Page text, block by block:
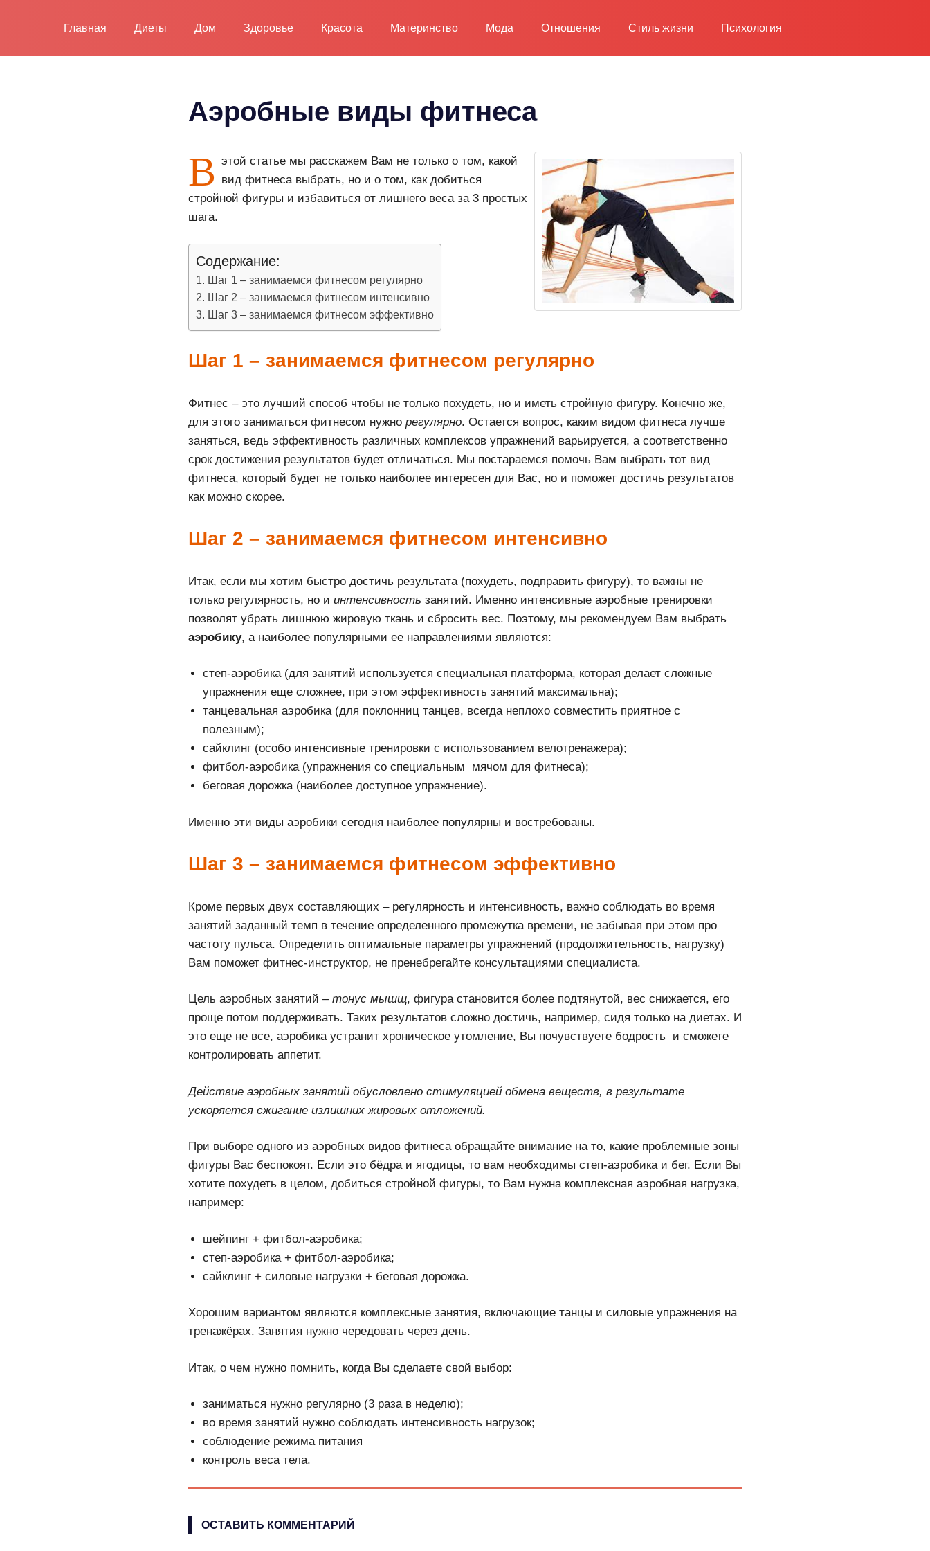
Главная Диеты Дом Здоровье Красота Материнство Мода Отношения Стиль жизни Психология
Аэробные виды фитнеса
В этой статье мы расскажем Вам не только о том, какой
вид фитнеса выбрать, но и о том, как добиться
стройной фигуры и избавиться от лишнего веса за 3 простых
шага.
Содержание:
Шаг 1 – занимаемся фитнесом регулярно
Шаг 2 – занимаемся фитнесом интенсивно
Шаг 3 – занимаемся фитнесом эффективно
Шаг 1 – занимаемся фитнесом регулярно
Фитнес – это лучший способ чтобы не только похудеть, но и иметь стройную фигуру. Конечно же,
для этого заниматься фитнесом нужно регулярно. Остается вопрос, каким видом фитнеса лучше
заняться, ведь эффективность различных комплексов упражнений варьируется, а соответственно
срок достижения результатов будет отличаться. Мы постараемся помочь Вам выбрать тот вид
фитнеса, который будет не только наиболее интересен для Вас, но и поможет достичь результатов
как можно скорее.
Шаг 2 – занимаемся фитнесом интенсивно
Итак, если мы хотим быстро достичь результата (похудеть, подправить фигуру), то важны не
только регулярность, но и интенсивность занятий. Именно интенсивные аэробные тренировки
позволят убрать лишнюю жировую ткань и сбросить вес. Поэтому, мы рекомендуем Вам выбрать
аэробику, а наиболее популярными ее направлениями являются:
степ-аэробика (для занятий используется специальная платформа, которая делает сложные
упражнения еще сложнее, при этом эффективность занятий максимальна);
танцевальная аэробика (для поклонниц танцев, всегда неплохо совместить приятное с
полезным);
сайклинг (особо интенсивные тренировки с использованием велотренажера);
фитбол-аэробика (упражнения со специальным мячом для фитнеса);
беговая дорожка (наиболее доступное упражнение).
Именно эти виды аэробики сегодня наиболее популярны и востребованы.
Шаг 3 – занимаемся фитнесом эффективно
Кроме первых двух составляющих – регулярность и интенсивность, важно соблюдать во время
занятий заданный темп в течение определенного промежутка времени, не забывая при этом про
частоту пульса. Определить оптимальные параметры упражнений (продолжительность, нагрузку)
Вам поможет фитнес-инструктор, не пренебрегайте консультациями специалиста.
Цель аэробных занятий – тонус мышщ, фигура становится более подтянутой, вес снижается, его
проще потом поддерживать. Таких результатов сложно достичь, например, сидя только на диетах. И
это еще не все, аэробика устранит хроническое утомление, Вы почувствуете бодрость и сможете
контролировать аппетит.
Действие аэробных занятий обусловлено стимуляцией обмена веществ, в результате
ускоряется сжигание излишних жировых отложений.
При выборе одного из аэробных видов фитнеса обращайте внимание на то, какие проблемные зоны
фигуры Вас беспокоят. Если это бёдра и ягодицы, то вам необходимы степ-аэробика и бег. Если Вы
хотите похудеть в целом, добиться стройной фигуры, то Вам нужна комплексная аэробная нагрузка,
например:
шейпинг + фитбол-аэробика;
степ-аэробика + фитбол-аэробика;
сайклинг + силовые нагрузки + беговая дорожка.
Хорошим вариантом являются комплексные занятия, включающие танцы и силовые упражнения на
тренажёрах. Занятия нужно чередовать через день.
Итак, о чем нужно помнить, когда Вы сделаете свой выбор:
заниматься нужно регулярно (3 раза в неделю);
во время занятий нужно соблюдать интенсивность нагрузок;
соблюдение режима питания
контроль веса тела.
ОСТАВИТЬ КОММЕНТАРИЙ